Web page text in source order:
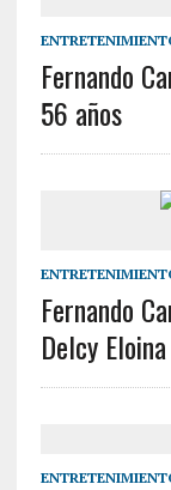
Fernando
56 años
Fernando
Delcy